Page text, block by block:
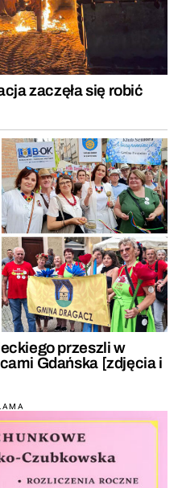
zaczęła się robić
przeszli w
Gdańska [zdjęcia i